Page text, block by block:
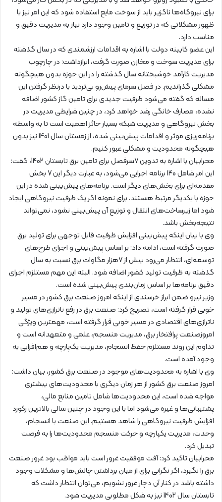
برای نیروگاه‌ها ناگزیر باید از سوخت مایع استفاده شود که این امر نیز با
ظهور مشکلاتی که در توزیع و تامین وجود دارد نیاز به مدیریت دقیق و
مناسب دارد.
این عضو کابینه دولت با اشاره به اقدامات ارزشمندی که در سال گذشته
برای مدیریت سوخت و مخازن صورت گرفت، ابرازداشت: در چارچوب
مدیریت کارآمد خوشبختانه سال گذشته را در این حوزه بدون هیچگونه
مشکلی گذراندیم. در فصل سرمای پیش‌رو بی‌تردید با درنظر گرفتن این
مساله که گفته می‌شود ظرفیت جدیدی برای تامین گاز کشور اضافه
نشده، مصارف خانگی رشد خواهد کرد، در چنین شرایطی مدیریت در
بخش نیروگاهی و مدیریت شبکه بسیار حائز اهمیت است تا به واسطه
برنامه‌ریزی موثر و اقدامات پیش‌بینی شده، از زمستان سال 1401 نیز بدون
هیچگونه محدودیت و مشکلی عبور کنیم.
محرابیان با اشاره به تدوین 7سرفصل برای تامین برق تابستان 1402، گفت:
این امر شامل 140 برنامه اجرایی می‌شود، به عبارت دیگر این 7 بخش
مقدمه‌ای برای بخش‌های دیگر است. برنامه‌های پیش‌بینی شده در این
حوزه با یکدیگر مرتبط هستند. برای نمونه اگر یک ظرفیت نیروگاهی ایجاد
شود اما زیرساخت‌های انتقال و توزیع آن پیش‌بینی نشود، نمی‌تواند
نتیجه‌بخش باشد.
وی با بیان اینکه پیش‌بینی افزایش ظرفیت قابل توجهی برای تولید برق
صورت گرفته است، ادامه داد: بر اساس پیش‌‌بینی و اجرای طرح‌های
توسعه‌ای، انتظار می‌رود بیش از 7هزار مگاوات برق نسبت به سال
گذشته به ظرفیت تولید کشور اضافه شود. البته این مهم مستلزم اجرای
دقیق برنامه‌ها بر اساس زمان‌بندی پیش‌بینی شده است.
وزیر نیرو ضمن ابراز خرسندی از اینکه امروز صنعت برق کشور در مسیر
خوبی قرار گرفته است، تصریح کرد: صنعت برق در رفع ناترازی‌های تولید و
ناترازی‌های اقتصادی در مسیر خوبی قرار گرفته است، مهمترین ویژگی
امروزصنعت پرافتخار برق، مدیریت منسجم، علمی و متعهدانه است و
تداوم این روند مستلزم حفظ انسجام، مدیریت یک‌پارچه و هم‌افزایی به
وجود آمده است.
وی با اشاره به محدودیت‌های موجود در صنعت برق کشور، بیان داشت:
امروز صنعت برق کشور از هر زمان دیگری با محدودیت‌های بیشتری
مواجه شده است، این محدودیت‌ها شامل تامین منابع مالی،
پشتیبانی‌ها و غیره می‌‌‌شود اما با این وجود در چنین سالی بالاترین رکورد
افزایش ظرفیت نیروگاهی را شاهد هستیم. این صنعت با انسجام،
وحدت، مدیریت یکپارچه و حرکت منسجم محدودیت‌ها را به فرصت
تبدیل کرد.
محرابیان تاکید کرد: آفت موفقیت غرور است باید مواظب بود غرور صنعت
برق را نگیرد، اگر نگرانی برای از میان برداشتن چالش‌ها و مشکلات وجود
داشته باشد در کنار آن دچار غرور نشویم، می‌توان انتظار داشت که
تابستان سال 1402 نیز به شکل مطلوبی مدیریت شود.